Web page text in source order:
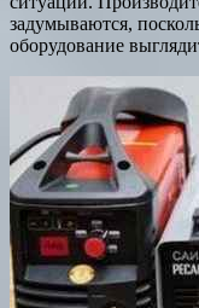
задумываются,
оборудование